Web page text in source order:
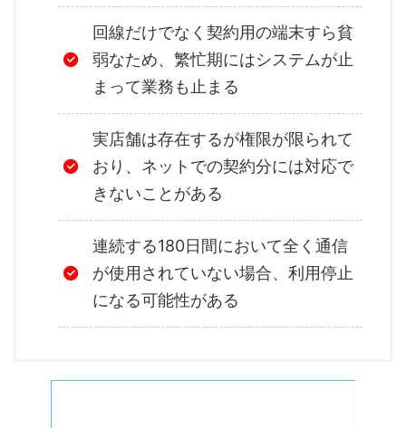
回線だけでなく契約用の端末すら貧
弱なため、繁忙期にはシステムが止
まって業務も止まる
実店舗は存在するが権限が限られて
おり、ネットでの契約分には対応で
きないことがある
連続する180日間において全く通信
が使用されていない場合、利用停止
になる可能性がある